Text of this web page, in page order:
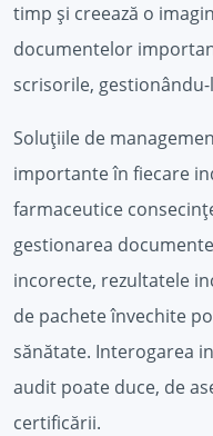
timp și creează o
documentelor
scrisorile,
Soluțiile de
importante în fiecare
farmaceutice
gestionarea
incorecte, rezultatele
de pachete învechite
sănătate. Interogarea
audit poate duce, de
certificării.